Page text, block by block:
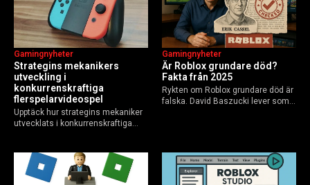
Strategins mekanikers
utveckling i
konkurrenskraftiga
flerspelarvideospel
Gamingnyheter
Upptäck hur strategins mekaniker
utvecklats i konkurrenskraftiga
AI-drivna innovationer.
Är Roblox grundare död?
Fakta från 2025
Gamingnyheter
Rykten om Roblox grundare död är
falska. David Baszucki lever som